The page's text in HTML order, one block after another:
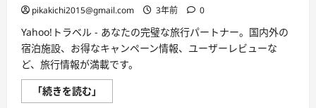
さ
な
料
理
の
定
期
に
pikakichi2015@gmail.com 3年前 0
Yahoo!トラベル - あなたの完璧な旅行パートナー。国内外の
宿泊施設、お得なキャンペーン情報、ユーザーレビューな
ど、旅行情報が満載です。
「続きを読む」
ト